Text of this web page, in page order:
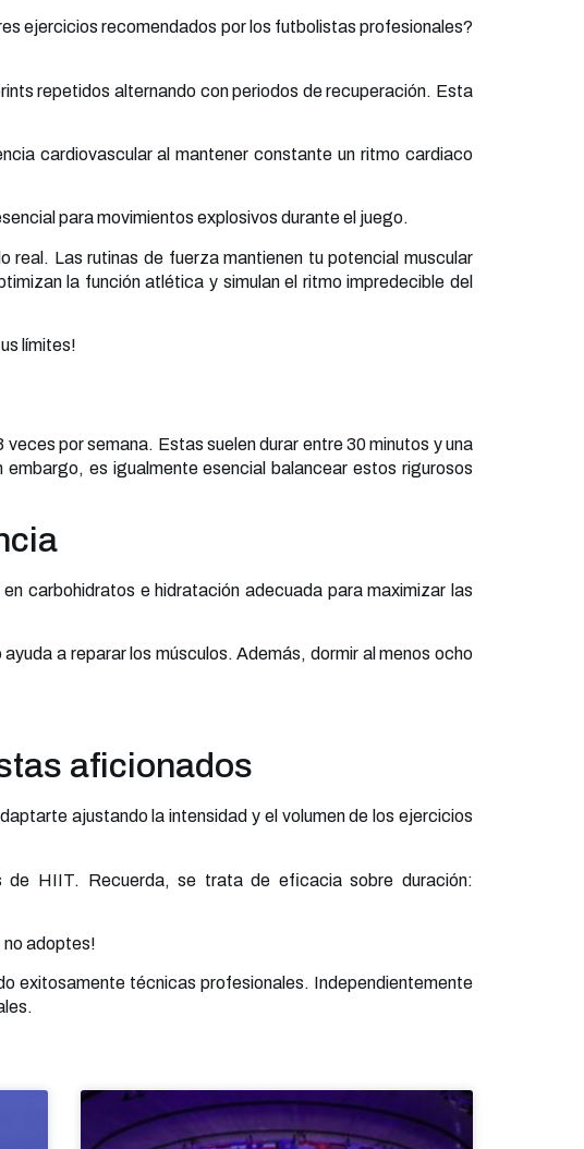
ejercicios recomendados por los futbolistas profesionales?
repetidos alternando con periodos de recuperación. Esta
cardiovascular al mantener constante un ritmo cardiaco
para movimientos explosivos durante el juego.
real. Las rutinas de fuerza mantienen tu potencial muscular
la función atlética y simulan el ritmo impredecible del
límites!
por semana. Estas suelen durar entre 30 minutos y una
es igualmente esencial balancear estos rigurosos
carbohidratos e hidratación adecuada para maximizar las
a reparar los músculos. Además, dormir al menos ocho
aficionados
ajustando la intensidad y el volumen de los ejercicios
de HIIT. Recuerda, se trata de eficacia sobre duración:
no adoptes!
exitosamente técnicas profesionales. Independientemente